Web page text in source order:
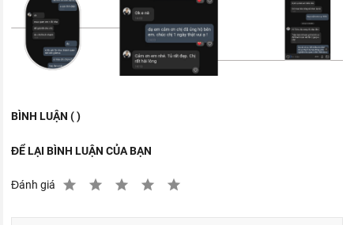
BÌNH LUẬN ( )
ĐỂ LẠI BÌNH LUẬN CỦA BẠN
Đánh giá